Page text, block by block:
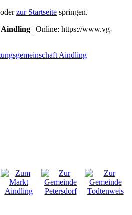
oderzur Startseite springen.
Aindling | Online: https://www.vg-